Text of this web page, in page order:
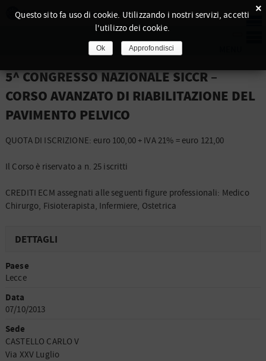
5^ CONGRESSO NAZIONALE SICCR –
CORSO AVANZATO DI RIABILITAZIONE DEL
PAVIMENTO PELVICO
QUOTA DI ISCRIZIONE: euro 100,00 + IVA 21% = euro 121,00
Il Corso è riservato a n. 25 iscritti
CREDITI ECM assegnati alle seguenti figure professionali: Medico
Chirurgo, Fisioterapista, Infermiere, Ostetrica
DETTAGLI
Paese
Lecce
Data
07/10/2013
Sede
CASTELLO CARLO V
Via XXV Luglio
×
Questo sito fa uso di cookie. Utilizzando i nostri servizi, accetti
l'utilizzo dei cookie.
Ok Approfondisci